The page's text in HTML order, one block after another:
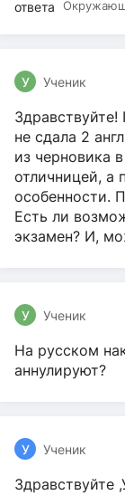
У Ученик
не сдала 2
из черновика
отличницей, а
особенности.
Есть ли
экзамен? И,
У Ученик
На русском
аннулируют?
У Ученик
Здравствуйте